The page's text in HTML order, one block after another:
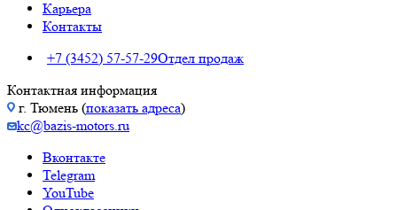
Карьера
Контакты
+7 (3452) 57-57-29Отдел продаж
Контактная информация
г. Тюмень (показать адреса)
kc@bazis-motors.ru
Вконтакте
Telegram
YouTube